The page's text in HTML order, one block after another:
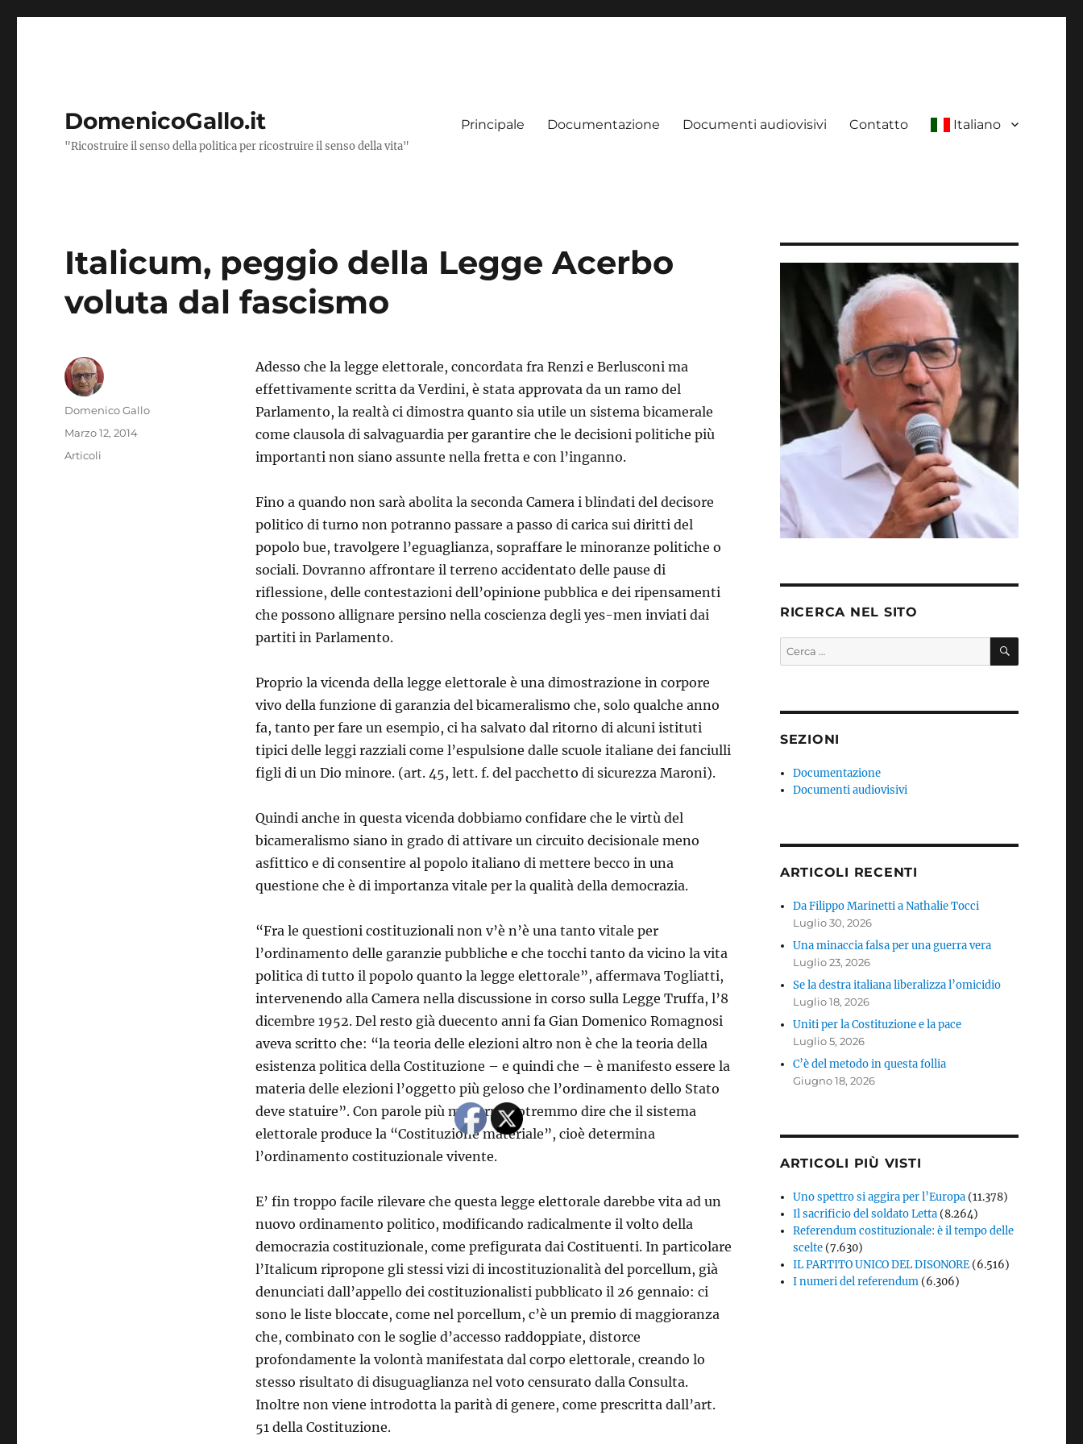
DomenicoGallo.it
"Ricostruire il senso della politica per ricostruire il senso della vita"
Principale Documentazione Documenti audiovisivi Contatto Italiano
Italicum, peggio della Legge Acerbo
voluta dal fascismo
Adesso che la legge elettorale, concordata fra Renzi e Berlusconi ma
effettivamente scritta da Verdini, è stata approvata da un ramo del
Parlamento, la realtà ci dimostra quanto sia utile un sistema bicamerale
come clausola di salvaguardia per garantire che le decisioni politiche più
importanti non siano assunte nella fretta e con l’inganno.
Fino a quando non sarà abolita la seconda Camera i blindati del decisore
politico di turno non potranno passare a passo di carica sui diritti del
popolo bue, travolgere l’eguaglianza, sopraffare le minoranze politiche o
sociali. Dovranno affrontare il terreno accidentato delle pause di
riflessione, delle contestazioni dell’opinione pubblica e dei ripensamenti
che possono allignare persino nella coscienza degli yes-men inviati dai
partiti in Parlamento.
Proprio la vicenda della legge elettorale è una dimostrazione in corpore
vivo della funzione di garanzia del bicameralismo che, solo qualche anno
fa, tanto per fare un esempio, ci ha salvato dal ritorno di alcuni istituti
tipici delle leggi razziali come l’espulsione dalle scuole italiane dei fanciulli
figli di un Dio minore. (art. 45, lett. f. del pacchetto di sicurezza Maroni).
Quindi anche in questa vicenda dobbiamo confidare che le virtù del
bicameralismo siano in grado di attivare un circuito decisionale meno
asfittico e di consentire al popolo italiano di mettere becco in una
questione che è di importanza vitale per la qualità della democrazia.
“Fra le questioni costituzionali non v’è n’è una tanto vitale per
l’ordinamento delle garanzie pubbliche e che tocchi tanto da vicino la vita
politica di tutto il popolo quanto la legge elettorale”, affermava Togliatti,
intervenendo alla Camera nella discussione in corso sulla Legge Truffa, l’8
dicembre 1952. Del resto già duecento anni fa Gian Domenico Romagnosi
aveva scritto che: “la teoria delle elezioni altro non è che la teoria della
esistenza politica della Costituzione – e quindi che – è manifesto essere la
materia delle elezioni l’oggetto più geloso che l’ordinamento dello Stato
deve statuire”. Con parole più moderne potremmo dire che il sistema
elettorale produce la “Costituzione materiale”, cioè determina
l’ordinamento costituzionale vivente.
E’ fin troppo facile rilevare che questa legge elettorale darebbe vita ad un
nuovo ordinamento politico, modificando radicalmente il volto della
democrazia costituzionale, come prefigurata dai Costituenti. In particolare
l’Italicum ripropone gli stessi vizi di incostituzionalità del porcellum, già
denunciati dall’appello dei costituzionalisti pubblicato il 26 gennaio: ci
sono le liste bloccate, come nel porcellum, c’è un premio di maggioranza
che, combinato con le soglie d’accesso raddoppiate, distorce
profondamente la volontà manifestata dal corpo elettorale, creando lo
stesso risultato di disuguaglianza nel voto censurato dalla Consulta.
Inoltre non viene introdotta la parità di genere, come prescritta dall’art.
51 della Costituzione.
Autore
Domenico Gallo
Pubblicato
Marzo 12, 2014
Categorie
Articoli
RICERCA NEL SITO
Cerca: CERCA
SEZIONI
Documentazione
Documenti audiovisivi
ARTICOLI RECENTI
Da Filippo Marinetti a Nathalie Tocci
Luglio 30, 2026
Una minaccia falsa per una guerra vera
Luglio 23, 2026
Se la destra italiana liberalizza l’omicidio
Luglio 18, 2026
Uniti per la Costituzione e la pace
Luglio 5, 2026
C’è del metodo in questa follia
Giugno 18, 2026
ARTICOLI PIÙ VISTI
Uno spettro si aggira per l’Europa (11.378)
Il sacrificio del soldato Letta (8.264)
Referendum costituzionale: è il tempo delle
scelte (7.630)
IL PARTITO UNICO DEL DISONORE (6.516)
I numeri del referendum (6.306)